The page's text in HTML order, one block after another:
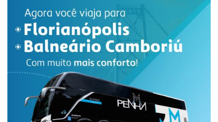
24 de Junho de 2025 (sex.) – 9h, 10h, 13h30 e 14h30
PALESTRA “O CINEMA BRASILEIRO: MEMÓRIA, LUTA E
ARTE”
24 de Junho de 2025 – Colégio Estadual – 10h
MOSTRA DE CINEMA AO AR LIVRE
Local: Praça dos Pioneiros: Av. Maringá – Jardim Nova
Dia 24 de Junho de 2025 (sex.) – 19h30
Dia 25 de junho de 2025 (sáb.) – 19h30